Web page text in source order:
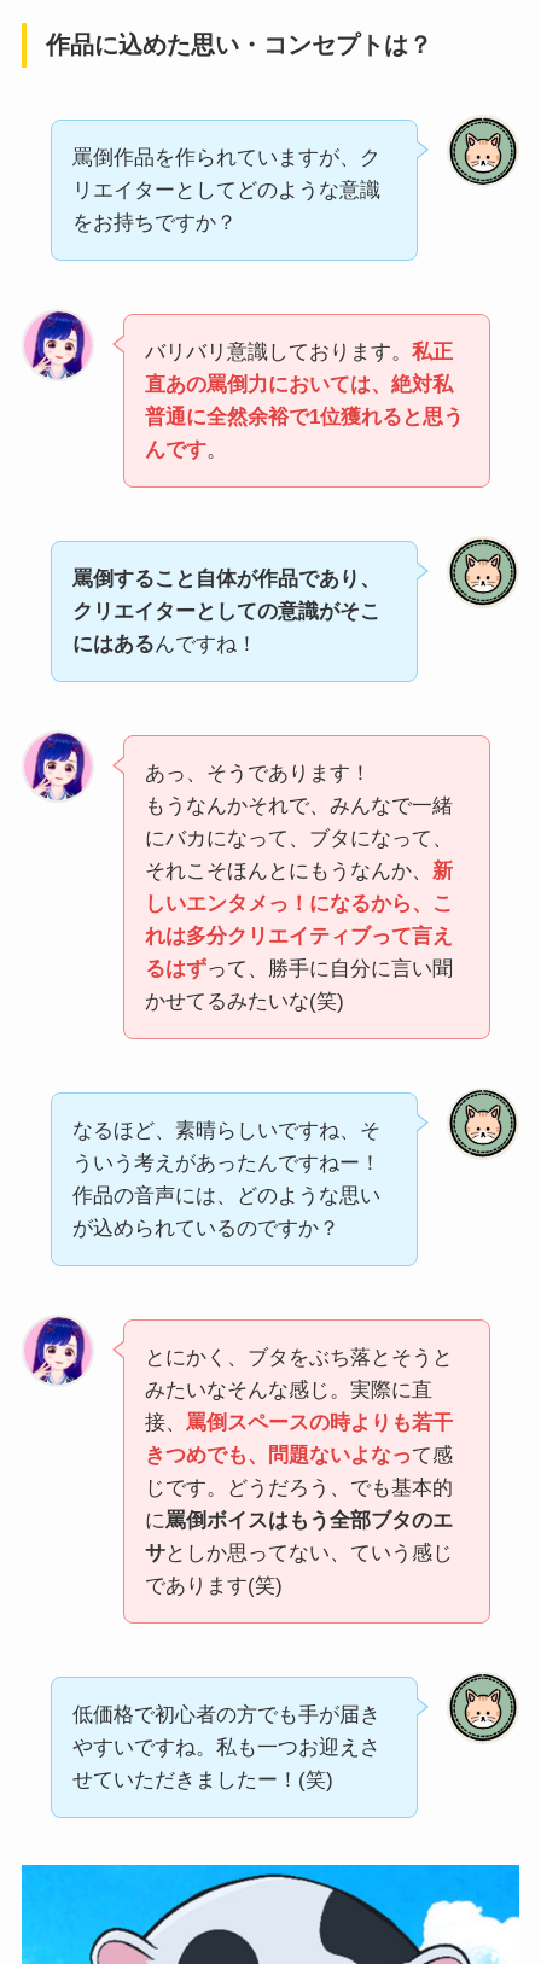
作品に込めた思い・コンセプトは？
罵倒作品を作られていますが、ク
リエイターとしてどのような意識
をお持ちですか？
バリバリ意識しております。 私正
直あの罵倒力においては、絶対私
普通に全然余裕で1位獲れると思う
んです。
罵倒すること自体が作品であり、
クリエイターとしての意識がそこ
にはあるんですね！
あっ、そうであります！
もうなんかそれで、みんなで一緒
にバカになって、ブタになって、
それこそほんとにもうなんか、 新
しいエンタメっ！になるから、こ
れは多分クリエイティブって言え
るはずって、勝手に自分に言い聞
かせてるみたいな(笑)
なるほど、素晴らしいですね、そ
ういう考えがあったんですねー！
作品の音声には、どのような思い
が込められているのですか？
とにかく、ブタをぶち落とそうと
みたいなそんな感じ。実際に直
接、 罵倒スペースの時よりも若干
きつめでも、問題ないよなって感
じです。どうだろう、でも基本的
に罵倒ボイスはもう全部ブタのエ
サとしか思ってない、ていう感じ
であります(笑)
低価格で初心者の方でも手が届き
やすいですね。私も一つお迎えさ
せていただきましたー！(笑)